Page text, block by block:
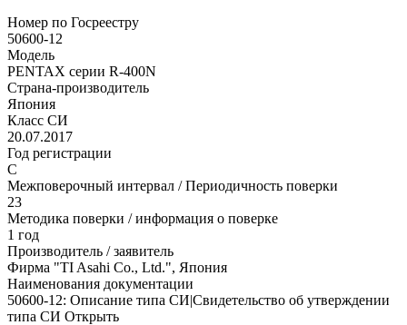
Номер по Госреестру
50600-12
Модель
PENTAX серии R-400N
Страна-производитель
Япония
Класс СИ
20.07.2017
Год регистрации
C
Межповерочный интервал / Периодичность поверки
23
Методика поверки / информация о поверке
1 год
Производитель / заявитель
Фирма "TI Asahi Co., Ltd.", Япония
Наименования документации
50600-12: Описание типа СИ|Свидетельство об утверждении
типа СИ Открыть